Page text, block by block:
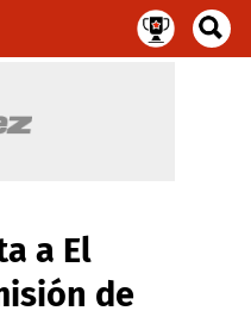
a El
de